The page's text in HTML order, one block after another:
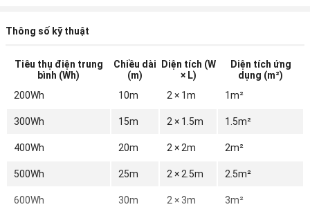
Thông số kỹ thuật
Tiêu thụ điện trung
bình (Wh)
Chiều dài
(m)
Diện tích (W
× L)
Diện tích ứng
dụng (m²)
200Wh
10m 2 × 1m 1m²
300Wh 15m 2 × 1.5m 1.5m²
400Wh 20m 2 × 2m 2m²
500Wh 25m 2 × 2.5m 2.5m²
600Wh 30m 2 × 3m 3m²